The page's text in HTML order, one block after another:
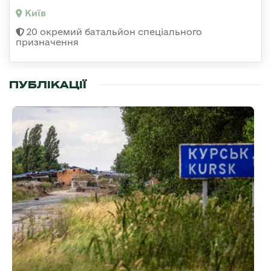
Київ
20 окремий батальйон спеціального
призначення
ПУБЛІКАЦІЇ